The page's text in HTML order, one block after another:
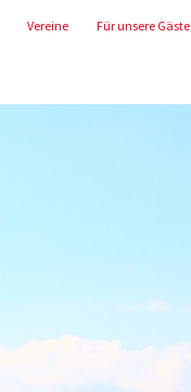
Vereine Für unsere Gäste